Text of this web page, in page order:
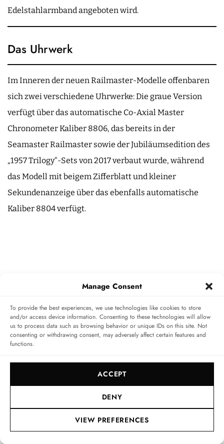
Manage Consent
To provide the best experiences, we use technologies like cookies to store
and/or access device information. Consenting to these technologies will allow
us to process data such as browsing behavior or unique IDs on this site. Not
consenting or withdrawing consent, may adversely affect certain features and
functions.
ACCEPT
DENY
VIEW PREFERENCES
Edelstahlarmband angeboten wird.
Das Uhrwerk
Im Inneren der neuen Railmaster-Modelle offenbaren
sich zwei verschiedene Uhrwerke: Die graue Version
verfügt über das automatische Co-Axial Master
Chronometer Kaliber 8806, das bereits in der
Seamaster Railmaster sowie der Jubiläumsedition des
„1957 Trilogy“-Sets von 2017 verbaut wurde, während
das Modell mit beigem Zifferblatt und kleiner
Sekundenanzeige über das ebenfalls automatische
Kaliber 8804 verfügt.
Nicht nur sind beide Uhrwerke mit einer
Magnetfeldresistenz von bis zu 15.000 Gauß um ein
Vielfaches antimagnetischer als das